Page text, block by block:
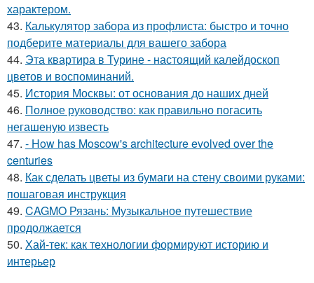
характером.
43. Калькулятор забора из профлиста: быстро и точно
подберите материалы для вашего забора
44. Эта квартира в Турине - настоящий калейдоскоп
цветов и воспоминаний.
45. История Москвы: от основания до наших дней
46. Полное руководство: как правильно погасить
негашеную известь
47. - How has Moscow's architecture evolved over the
centuries
48. Как сделать цветы из бумаги на стену своими руками:
пошаговая инструкция
49. CAGMO Рязань: Музыкальное путешествие
продолжается
50. Хай-тек: как технологии формируют историю и
интерьер